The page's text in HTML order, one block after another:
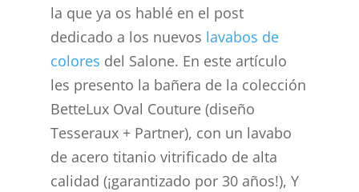
la que ya os hablé en el post
dedicado a los nuevos lavabos de
colores del Salone. En este artículo
les presento la bañera de la colección
BetteLux Oval Couture (diseño
Tesseraux + Partner), con un lavabo
de acero titanio vitrificado de alta
calidad (¡garantizado por 30 años!), Y